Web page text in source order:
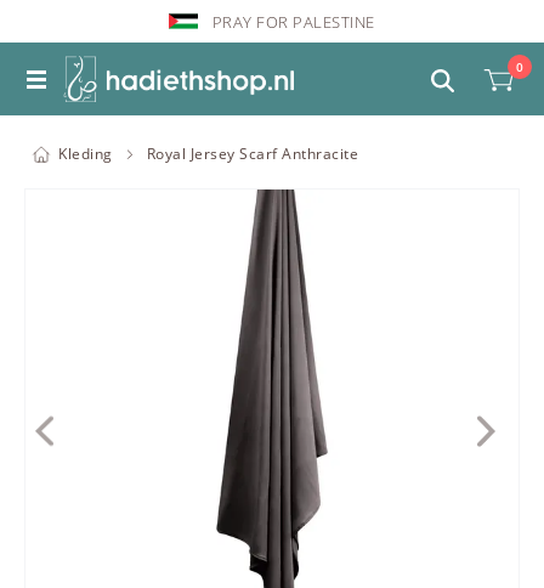
PRAY FOR PALESTINE
0
Kleding Royal Jersey Scarf Anthracite